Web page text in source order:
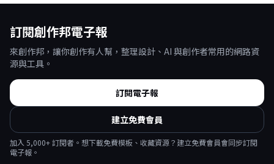
訂閱創作邦電子報
來創作邦，讓你創作有人幫，整理設計、AI 與創作者常用的網路資
源與工具。
訂閱電子報
建立免費會員
加入 5,000+ 訂閱者。想下載免費模板、收藏資源？建立免費會員會同步訂閱
電子報。